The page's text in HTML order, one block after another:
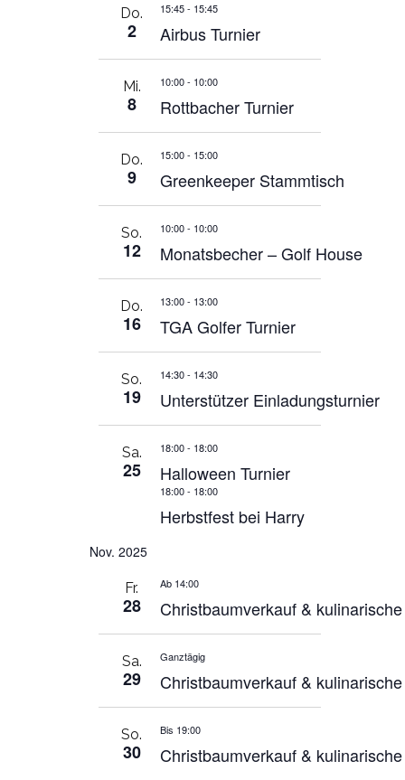
Do.
2
15:45- 15:45
Airbus Turnier
Mi.
8
10:00- 10:00
Rottbacher Turnier
Do.
9
15:00- 15:00
Greenkeeper Stammtisch
So.
12
10:00- 10:00
Monatsbecher – Golf House
Do.
16
13:00- 13:00
TGA Golfer Turnier
So.
19
14:30- 14:30
Unterstützer Einladungsturnier
Sa.
25
18:00- 18:00
Halloween Turnier
18:00- 18:00
Herbstfest bei Harry
Nov. 2025
Fr.
28
Ab 14:00
Christbaumverkauf &
Sa.
29
Ganztägig
Christbaumverkauf &
So.
30
Bis 19:00
Christbaumverkauf &